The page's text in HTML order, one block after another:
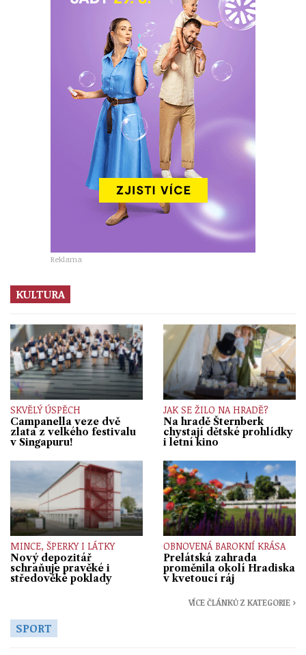
Reklama
KULTURA
SKVĚLÝ ÚSPĚCH
Campanella veze dvě
zlata z velkého festivalu
v Singapuru!
JAK SE ŽILO NA HRADĚ?
Na hradě Šternberk
chystají dětské prohlídky
i letní kino
MINCE, ŠPERKY I LÁTKY
Nový depozitář
schraňuje pravěké i
středověké poklady
OBNOVENÁ BAROKNÍ KRÁSA
Prelátská zahrada
proměnila okolí Hradiska
v kvetoucí ráj
VÍCE ČLÁNKŮ Z KATEGORIE ›
SPORT